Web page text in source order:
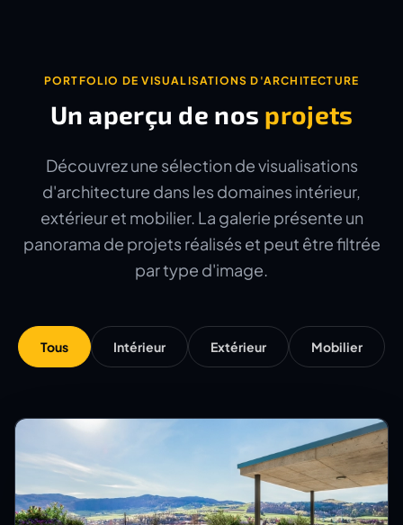
PORTFOLIO DE VISUALISATIONS D'ARCHITECTURE
Un aperçu de nos projets
Découvrez une sélection de visualisations
d'architecture dans les domaines intérieur,
extérieur et mobilier. La galerie présente un
panorama de projets réalisés et peut être filtrée
par type d'image.
Tous Intérieur Extérieur Mobilier